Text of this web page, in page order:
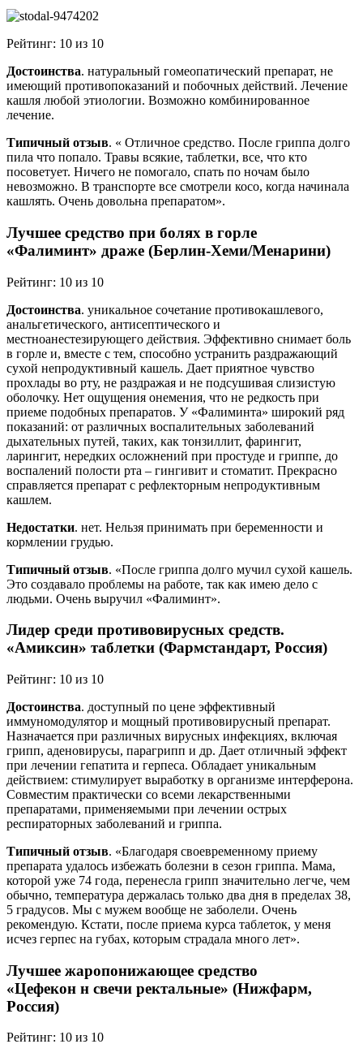
Рейтинг: 10 из 10
Достоинства. натуральный гомеопатический препарат, не
имеющий противопоказаний и побочных действий. Лечение
кашля любой этиологии. Возможно комбинированное
лечение.
Типичный отзыв. « Отличное средство. После гриппа долго
пила что попало. Травы всякие, таблетки, все, что кто
посоветует. Ничего не помогало, спать по ночам было
невозможно. В транспорте все смотрели косо, когда начинала
кашлять. Очень довольна препаратом».
Лучшее средство при болях в горле
«Фалиминт» драже (Берлин-Хеми/Менарини)
Рейтинг: 10 из 10
Достоинства. уникальное сочетание противокашлевого,
анальгетического, антисептического и
местноанестезирующего действия. Эффективно снимает боль
в горле и, вместе с тем, способно устранить раздражающий
сухой непродуктивный кашель. Дает приятное чувство
прохлады во рту, не раздражая и не подсушивая слизистую
оболочку. Нет ощущения онемения, что не редкость при
приеме подобных препаратов. У «Фалиминта» широкий ряд
показаний: от различных воспалительных заболеваний
дыхательных путей, таких, как тонзиллит, фарингит,
ларингит, нередких осложнений при простуде и гриппе, до
воспалений полости рта – гингивит и стоматит. Прекрасно
справляется препарат с рефлекторным непродуктивным
кашлем.
Недостатки. нет. Нельзя принимать при беременности и
кормлении грудью.
Типичный отзыв. «После гриппа долго мучил сухой кашель.
Это создавало проблемы на работе, так как имею дело с
людьми. Очень выручил «Фалиминт».
Лидер среди противовирусных средств.
«Амиксин» таблетки (Фармстандарт, Россия)
Рейтинг: 10 из 10
Достоинства. доступный по цене эффективный
иммуномодулятор и мощный противовирусный препарат.
Назначается при различных вирусных инфекциях, включая
грипп, аденовирусы, парагрипп и др. Дает отличный эффект
при лечении гепатита и герпеса. Обладает уникальным
действием: стимулирует выработку в организме интерферона.
Совместим практически со всеми лекарственными
препаратами, применяемыми при лечении острых
респираторных заболеваний и гриппа.
Типичный отзыв. «Благодаря своевременному приему
препарата удалось избежать болезни в сезон гриппа. Мама,
которой уже 74 года, перенесла грипп значительно легче, чем
обычно, температура держалась только два дня в пределах 38,
5 градусов. Мы с мужем вообще не заболели. Очень
рекомендую. Кстати, после приема курса таблеток, у меня
исчез герпес на губах, которым страдала много лет».
Лучшее жаропонижающее средство
«Цефекон н свечи ректальные» (Нижфарм,
Россия)
Рейтинг: 10 из 10